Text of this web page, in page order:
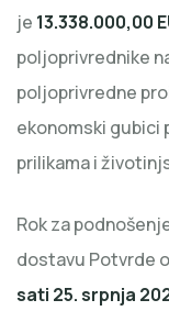
je 13.338.000,00
poljoprivrednike
poljoprivredne
ekonomski gubici
prilikama i
Rok za
dostavu Potvrde
sati 25. srpnja